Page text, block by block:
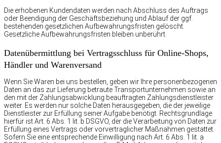
Die erhobenen Kundendaten werden nach Abschluss des Auftrags
oder Beendigung der Geschäftsbeziehung und Ablauf der ggf.
bestehenden gesetzlichen Aufbewahrungsfristen gelöscht.
Gesetzliche Aufbewahrungsfristen bleiben unberührt.
Daten­übermittlung bei Vertragsschluss für Online-Shops,
Händler und Warenversand
Wenn Sie Waren bei uns bestellen, geben wir Ihre personenbezogenen
Daten an das zur Lieferung betraute Transportunternehmen sowie an
den mit der Zahlungsabwicklung beauftragten Zahlungsdienstleister
weiter. Es werden nur solche Daten herausgegeben, die der jeweilige
Dienstleister zur Erfüllung seiner Aufgabe benötigt. Rechtsgrundlage
hierfür ist Art. 6 Abs. 1 lit. b DSGVO, der die Verarbeitung von Daten zur
Erfüllung eines Vertrags oder vorvertraglicher Maßnahmen gestattet.
Sofern Sie eine entsprechende Einwilligung nach Art. 6 Abs. 1 lit. a